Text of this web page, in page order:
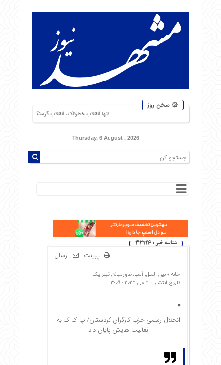
۞ سخن روز
تنها انقلاب خطرناک، انقلاب گرسنگان است. من از شورشهایی که دلیل
Thursday, 6 August , 2026
شناسه خبر : 34126
ارسال پرینت
خانه »بین الملل, آسیا،خاورمیانه, تیتر یک
تاریخ انتشار : 12 می 2025 - 13:09 |
انحلال رسمی حزب کارگران کردستان/ پ ک ک به
فعالیت هایش پایان داد